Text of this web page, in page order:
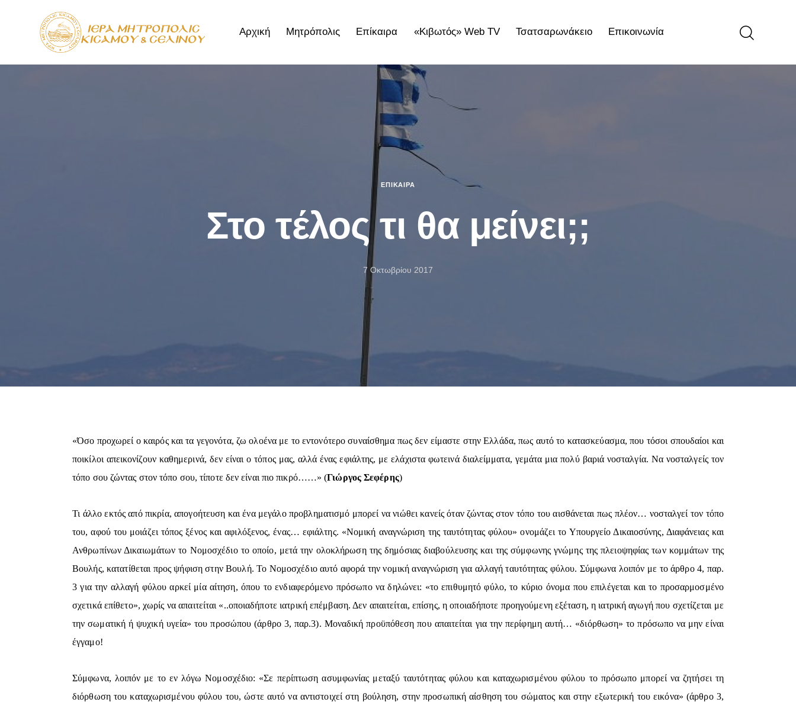
Αρχική Μητρόπολις Επίκαιρα «Κιβωτός» Web TV Τσατσαρωνάκειο Επικοινωνία
«Κιβωτός» Web TV
ΕΠΊΚΑΙΡΑ
Στο τέλος τι θα μείνει;;
7 Οκτωβρίου 2017
«Όσο προχωρεί ο καιρός και τα γεγονότα, ζω ολοένα με το εντονότερο συναίσθημα πως δεν είμαστε στην Ελλάδα, πως αυτό το κατασκεύασμα, που τόσοι σπουδαίοι και
ποικίλοι απεικονίζουν καθημερινά, δεν είναι ο τόπος μας, αλλά ένας εφιάλτης, με ελάχιστα φωτεινά διαλείμματα, γεμάτα μια πολύ βαριά νοσταλγία. Να νοσταλγείς τον
τόπο σου ζώντας στον τόπο σου, τίποτε δεν είναι πιο πικρό……» (Γιώργος Σεφέρης)
Τι άλλο εκτός από πικρία, απογοήτευση και ένα μεγάλο προβληματισμό μπορεί να νιώθει κανείς όταν ζώντας στον τόπο του αισθάνεται πως πλέον… νοσταλγεί τον τόπο
του, αφού του μοιάζει τόπος ξένος και αφιλόξενος, ένας… εφιάλτης. «Νομική αναγνώριση της ταυτότητας φύλου» ονομάζει το Υπουργείο Δικαιοσύνης, Διαφάνειας και
Ανθρωπίνων Δικαιωμάτων το Νομοσχέδιο το οποίο, μετά την ολοκλήρωση της δημόσιας διαβούλευσης και της σύμφωνης γνώμης της πλειοψηφίας των κομμάτων της
Βουλής, κατατίθεται προς ψήφιση στην Βουλή. Το Νομοσχέδιο αυτό αφορά την νομική αναγνώριση για αλλαγή ταυτότητας φύλου. Σύμφωνα λοιπόν με το άρθρο 4, παρ.
3 για την αλλαγή φύλου αρκεί μία αίτηση, όπου το ενδιαφερόμενο πρόσωπο να δηλώνει: «το επιθυμητό φύλο, το κύριο όνομα που επιλέγεται και το προσαρμοσμένο
σχετικά επίθετο», χωρίς να απαιτείται «..οποιαδήποτε ιατρική επέμβαση. Δεν απαιτείται, επίσης, η οποιαδήποτε προηγούμενη εξέταση, η ιατρική αγωγή που σχετίζεται με
την σωματική ή ψυχική υγεία» του προσώπου (άρθρο 3, παρ.3). Μοναδική προϋπόθεση που απαιτείται για την περίφημη αυτή… «διόρθωση» το πρόσωπο να μην είναι
έγγαμο!
Σύμφωνα, λοιπόν με το εν λόγω Νομοσχέδιο: «Σε περίπτωση ασυμφωνίας μεταξύ ταυτότητας φύλου και καταχωρισμένου φύλου το πρόσωπο μπορεί να ζητήσει τη
διόρθωση του καταχωρισμένου φύλου του, ώστε αυτό να αντιστοιχεί στη βούληση, στην προσωπική αίσθηση του σώματος και στην εξωτερική του εικόνα» (άρθρο 3,